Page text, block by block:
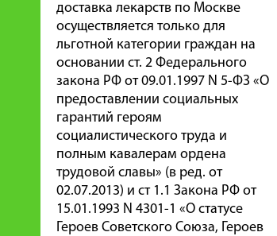
доставка лекарств по Москве
осуществляется только для
льготной категории граждан на
основании ст. 2 Федерального
закона РФ от 09.01.1997 N 5-ФЗ «О
предоставлении социальных
гарантий героям
социалистического труда и
полным кавалерам ордена
трудовой славы» (в ред. от
02.07.2013) и ст 1.1 Закона РФ от
15.01.1993 N 4301-1 «О статусе
Героев Советского Союза, Героев